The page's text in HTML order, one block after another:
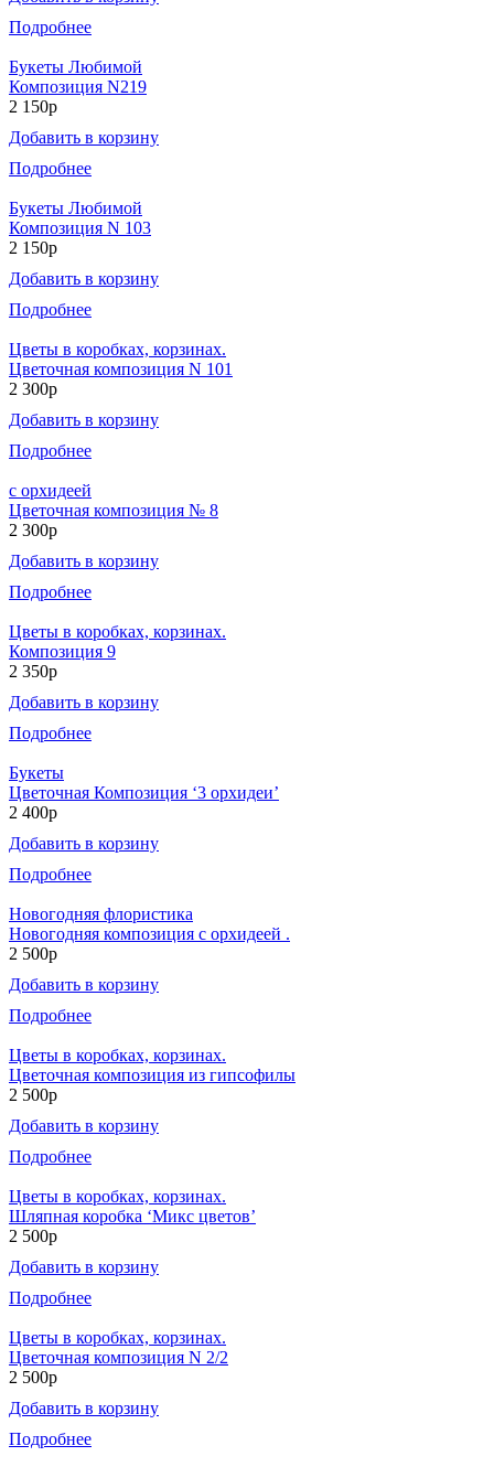
Подробнее
Букеты Любимой
Композиция N219
2 150р
Добавить в корзину
Подробнее
Букеты Любимой
Композиция N 103
2 150р
Добавить в корзину
Подробнее
Цветы в коробках, корзинах.
Цветочная композиция N 101
2 300р
Добавить в корзину
Подробнее
с орхидеей
Цветочная композиция № 8
2 300р
Добавить в корзину
Подробнее
Цветы в коробках, корзинах.
Композиция 9
2 350р
Добавить в корзину
Подробнее
Букеты
Цветочная Композиция ‘3 орхидеи’
2 400р
Добавить в корзину
Подробнее
Новогодняя флористика
Новогодняя композиция с орхидеей .
2 500р
Добавить в корзину
Подробнее
Цветы в коробках, корзинах.
Цветочная композиция из гипсофилы
2 500р
Добавить в корзину
Подробнее
Цветы в коробках, корзинах.
Шляпная коробка ‘Микс цветов’
2 500р
Добавить в корзину
Подробнее
Цветы в коробках, корзинах.
Цветочная композиция N 2/2
2 500р
Добавить в корзину
Подробнее